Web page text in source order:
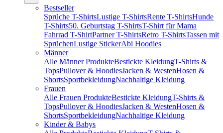
Bestseller
Sprüche T-ShirtsLustige T-ShirtsRente T-ShirtsHunde
T-Shirts50. Geburtstag T-ShirtsT-Shirt für Mama
Fahrrad T-ShirtPartner T-ShirtsRetro T-ShirtsTassen mit
SprüchenLustige StickerAbi Hoodies
Männer
Alle Männer ProdukteBestickte KleidungT-Shirts &
TopsPullover & HoodiesJacken & WestenHosen &
ShortsSportbekleidungNachhaltige Kleidung
Frauen
Alle Frauen ProdukteBestickte KleidungT-Shirts &
TopsPullover & HoodiesJacken & WestenHosen &
ShortsSportbekleidungNachhaltige Kleidung
Kinder & Babys